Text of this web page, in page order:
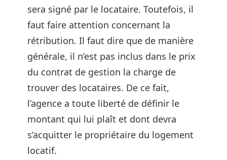
sera signé par le locataire. Toutefois, il
faut faire attention concernant la
rétribution. Il faut dire que de manière
générale, il n’est pas inclus dans le prix
du contrat de gestion la charge de
trouver des locataires. De ce fait,
l’agence a toute liberté de définir le
montant qui lui plaît et dont devra
s’acquitter le propriétaire du logement
locatif.